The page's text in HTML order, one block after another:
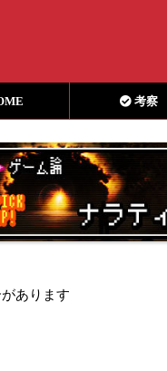
考察
あります